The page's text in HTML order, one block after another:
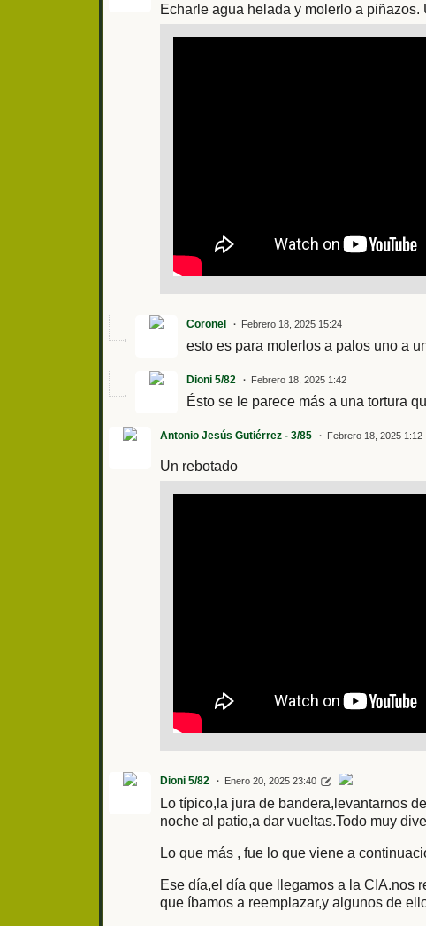
Echarle agua helada y molerlo a piñazos.
Coronel Febrero 18, 2025 15:24
esto es para molerlos a palos uno a
Dioni 5/82 Febrero 18, 2025 1:42
Ésto se le parece más a una tortura
Antonio Jesús Gutiérrez - 3/85 Febrero 18, 2025 1:12
Un rebotado
Dioni 5/82 Enero 20, 2025 23:40
Lo típico,la jura de bandera,levantarnos
noche al patio,a dar vueltas.Todo muy
Lo que más , fue lo que viene a
Ese día,el día que llegamos a la CIA.nos
que íbamos a reemplazar,y algunos de